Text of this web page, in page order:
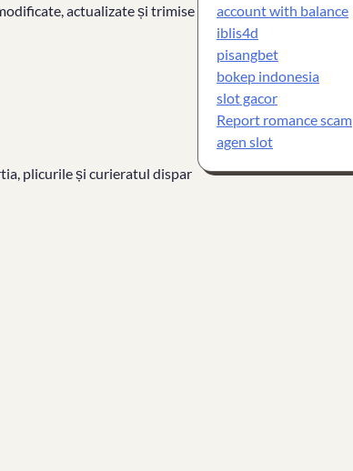
actualizate și trimise
plicurile și curieratul dispar
account with balance
iblis4d
pisangbet
bokep indonesia
slot gacor
Report romance scam
agen slot